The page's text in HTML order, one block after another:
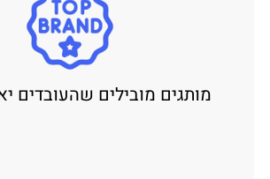
מותגים מובילים שהעובדים